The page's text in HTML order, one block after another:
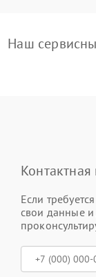
Наш
Если
свои данные и